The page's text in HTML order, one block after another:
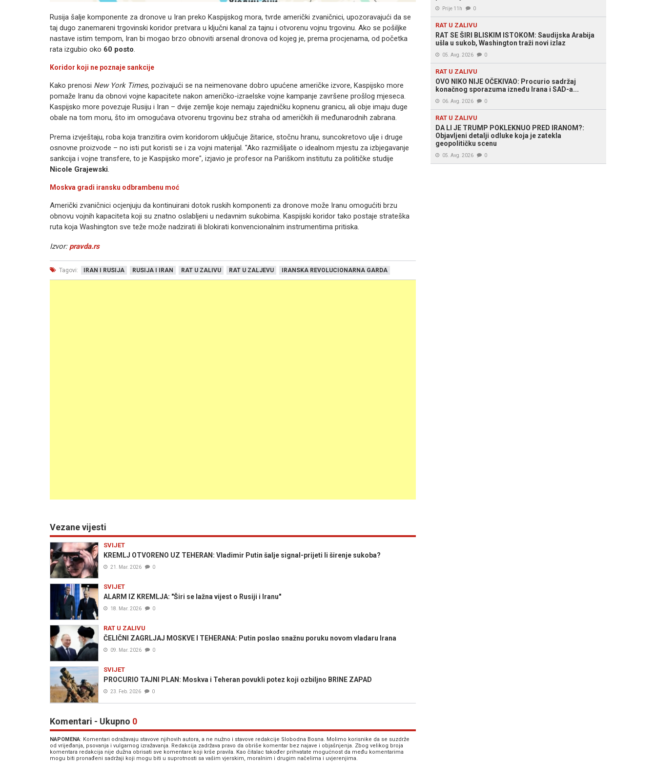
Rusija šalje komponente za dronove u Iran preko Kaspijskog mora, tvrde američki zvaničnici, upozoravajući da se
taj dugo zanemareni trgovinski koridor pretvara u ključni kanal za tajnu i otvorenu vojnu trgovinu. Ako se pošiljke
nastave istim tempom, Iran bi mogao brzo obnoviti arsenal dronova od kojeg je, prema procjenama, od početka
rata izgubio oko 60 posto.
Koridor koji ne poznaje sankcije
Kako prenosi New York Times, pozivajući se na neimenovane dobro upućene američke izvore, Kaspijsko more
pomaže Iranu da obnovi vojne kapacitete nakon američko-izraelske vojne kampanje završene prošlog mjeseca.
Kaspijsko more povezuje Rusiju i Iran – dvije zemlje koje nemaju zajedničku kopnenu granicu, ali obje imaju duge
obale na tom moru, što im omogućava otvorenu trgovinu bez straha od američkih ili međunarodnih zabrana.
Prema izvještaju, roba koja tranzitira ovim koridorom uključuje žitarice, stočnu hranu, suncokretovo ulje i druge
osnovne proizvode – no isti put koristi se i za vojni materijal. "Ako razmišljate o idealnom mjestu za izbjegavanje
sankcija i vojne transfere, to je Kaspijsko more", izjavio je profesor na Pariškom institutu za političke studije
Nicole Grajewski.
Moskva gradi iransku odbrambenu moć
Američki zvaničnici ocjenjuju da kontinuirani dotok ruskih komponenti za dronove može Iranu omogućiti brzu
obnovu vojnih kapaciteta koji su znatno oslabljeni u nedavnim sukobima. Kaspijski koridor tako postaje strateška
ruta koja Washington sve teže može nadzirati ili blokirati konvencionalnim instrumentima pritiska.
Izvor: pravda.rs
Tagovi: IRAN I RUSIJA RUSIJA I IRAN RAT U ZALIVU RAT U ZALJEVU IRANSKA REVOLUCIONARNA GARDA
Vezane vijesti
SVIJET
KREMLJ OTVORENO UZ TEHERAN: Vladimir Putin šalje signal-prijeti li širenje sukoba?
21. Mar. 2026 0
SVIJET
ALARM IZ KREMLJA: "Širi se lažna vijest o Rusiji i Iranu"
18. Mar. 2026 0
RAT U ZALIVU
ČELIČNI ZAGRLJAJ MOSKVE I TEHERANA: Putin poslao snažnu poruku novom vladaru Irana
09. Mar. 2026 0
SVIJET
PROCURIO TAJNI PLAN: Moskva i Teheran povukli potez koji ozbiljno BRINE ZAPAD
23. Feb. 2026 0
Komentari - Ukupno 0
NAPOMENA: Komentari odražavaju stavove njihovih autora, a ne nužno i stavove redakcije Slobodna Bosna. Molimo korisnike da se suzdrže
od vrijeđanja, psovanja i vulgarnog izražavanja. Redakcija zadržava pravo da obriše komentar bez najave i objašnjenja. Zbog velikog broja
komentara redakcija nije dužna obrisati sve komentare koji krše pravila. Kao čitalac također prihvatate mogućnost da među komentarima
mogu biti pronađeni sadržaji koji mogu biti u suprotnosti sa vašim vjerskim, moralnim i drugim načelima i uvjerenjima.
Prije 11h 0
RAT U ZALIVU
RAT SE ŠIRI BLISKIM ISTOKOM: Saudijska Arabija
ušla u sukob, Washington traži novi izlaz
05. Avg. 2026 0
RAT U ZALIVU
OVO NIKO NIJE OČEKIVAO: Procurio sadržaj
konačnog sporazuma izneđu Irana i SAD-a...
06. Avg. 2026 0
RAT U ZALIVU
DA LI JE TRUMP POKLEKNUO PRED IRANOM?:
Objavljeni detalji odluke koja je zatekla
geopolitičku scenu
05. Avg. 2026 0